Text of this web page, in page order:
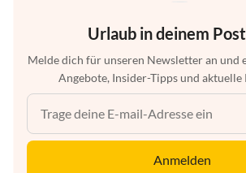
Urlaub in deinem
Melde dich für unseren Newsletter an und
Angebote, Insider-Tipps und aktuelle
Anmelden